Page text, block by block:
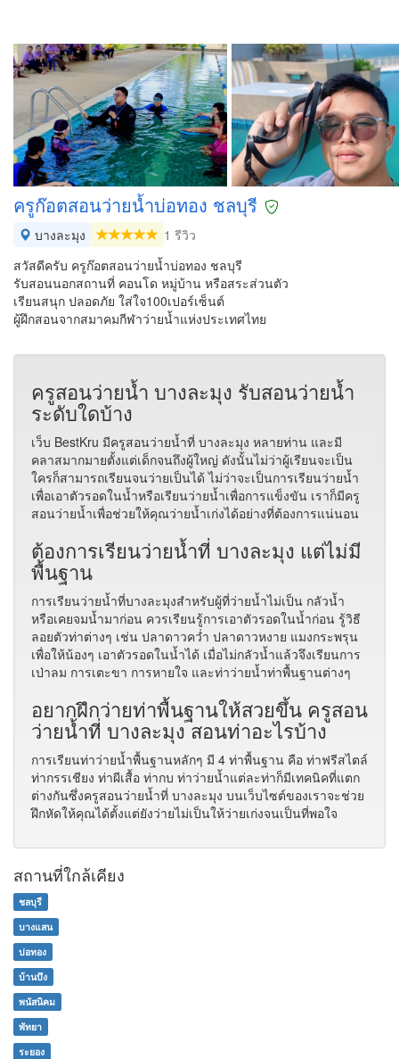
ครูก๊อตสอนว่ายน้ำบ่อทอง ชลบุรี
บางละมุง
1 รีวิว
สวัสดีครับ ครูก๊อตสอนว่ายน้ำบ่อทอง ชลบุรี
รับสอนนอกสถานที่ คอนโด หมู่บ้าน หรือสระส่วนตัว
เรียนสนุก ปลอดภัย ใส่ใจ100เปอร์เซ็นต์
ผู้ฝึกสอนจากสมาคมกีฬาว่ายน้ำแห่งประเทศไทย
ครูสอนว่ายน้ำ บางละมุง รับสอนว่ายน้ำ
ระดับใดบ้าง
เว็บ BestKru มีครูสอนว่ายน้ำที่ บางละมุง หลายท่าน และมี
คลาสมากมายตั้งแต่เด็กจนถึงผู้ใหญ่ ดังนั้นไม่ว่าผู้เรียนจะเป็น
ใครก็สามารถเรียนจนว่ายเป็นได้ ไม่ว่าจะเป็นการเรียนว่ายน้ำ
เพื่อเอาตัวรอดในน้ำหรือเรียนว่ายน้ำเพื่อการแข็งขัน เราก็มีครู
สอนว่ายน้ำเพื่อช่วยให้คุณว่ายน้ำเก่งได้อย่างที่ต้องการแน่นอน
ต้องการเรียนว่ายน้ำที่ บางละมุง แต่ไม่มี
พื้นฐาน
การเรียนว่ายน้ำที่บางละมุงสำหรับผู้ที่ว่ายน้ำไม่เป็น กลัวน้ำ
หรือเคยจมน้ำมาก่อน ควรเรียนรู้การเอาตัวรอดในน้ำก่อน รู้วิธี
ลอยตัวท่าต่างๆ เช่น ปลาดาวคว่ำ ปลาดาวหงาย แมงกระพรุน
เพื่อให้น้องๆ เอาตัวรอดในน้ำได้ เมื่อไม่กลัวน้ำแล้วจึงเรียนการ
เป่าลม การเตะขา การหายใจ และท่าว่ายน้ำท่าพื้นฐานต่างๆ
อยากฝึกว่ายท่าพื้นฐานให้สวยขึ้น ครูสอน
ว่ายน้ำที่ บางละมุง สอนท่าอะไรบ้าง
การเรียนท่าว่ายน้ำพื้นฐานหลักๆ มี 4 ท่าพื้นฐาน คือ ท่าฟรีสไตล์
ท่ากรรเชียง ท่าผีเสื้อ ท่ากบ ท่าว่ายน้ำแต่ละท่าก็มีเทคนิคที่แตก
ต่างกันซึ่งครูสอนว่ายน้ำที่ บางละมุง บนเว็บไซต์ของเราจะช่วย
ฝึกหัดให้คุณได้ตั้งแต่ยังว่ายไม่เป็นให้ว่ายเก่งจนเป็นที่พอใจ
สถานที่ใกล้เคียง
ชลบุรี
บางแสน
บ่อทอง
บ้านบึง
พนัสนิคม
พัทยา
ระยอง